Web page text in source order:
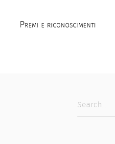
Premi e riconoscimenti